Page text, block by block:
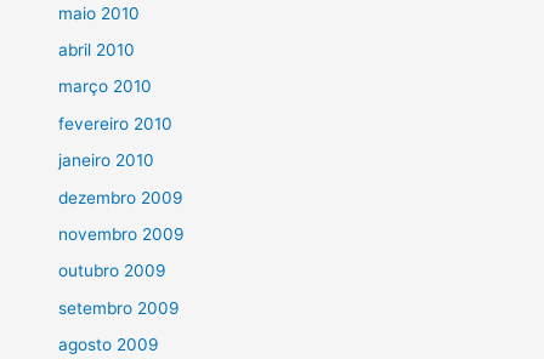
maio 2010
abril 2010
março 2010
fevereiro 2010
janeiro 2010
dezembro 2009
novembro 2009
outubro 2009
setembro 2009
agosto 2009